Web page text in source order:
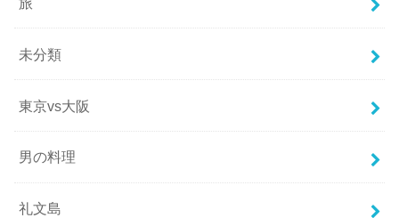
未分類
東京vs大阪
男の料理
礼文島